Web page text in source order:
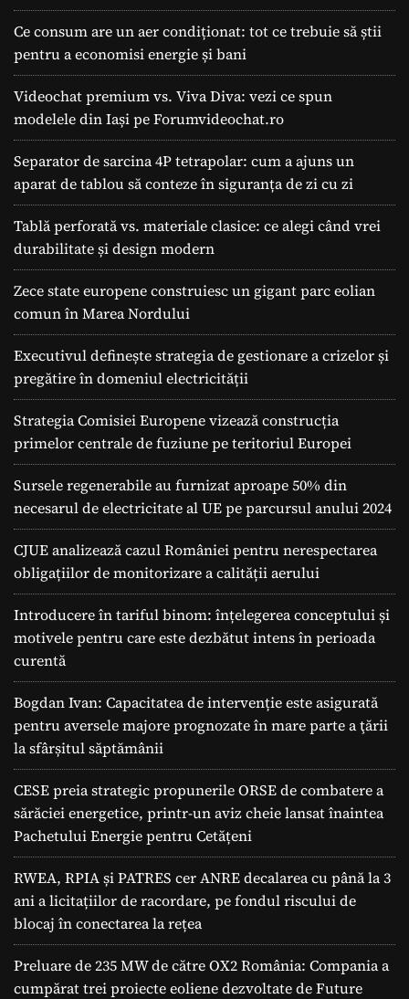
Ce consum are un aer condiționat: tot ce trebuie să știi
pentru a economisi energie și bani
Videochat premium vs. Viva Diva: vezi ce spun
modelele din Iași pe Forumvideochat.ro
Separator de sarcina 4P tetrapolar: cum a ajuns un
aparat de tablou să conteze în siguranța de zi cu zi
Tablă perforată vs. materiale clasice: ce alegi când vrei
durabilitate și design modern
Zece state europene construiesc un gigant parc eolian
comun în Marea Nordului
Executivul definește strategia de gestionare a crizelor și
pregătire în domeniul electricității
Strategia Comisiei Europene vizează construcția
primelor centrale de fuziune pe teritoriul Europei
Sursele regenerabile au furnizat aproape 50% din
necesarul de electricitate al UE pe parcursul anului 2024
CJUE analizează cazul României pentru nerespectarea
obligațiilor de monitorizare a calității aerului
Introducere în tariful binom: înțelegerea conceptului și
motivele pentru care este dezbătut intens în perioada
curentă
Bogdan Ivan: Capacitatea de intervenție este asigurată
pentru aversele majore prognozate în mare parte a ţării
la sfârșitul săptămânii
CESE preia strategic propunerile ORSE de combatere a
sărăciei energetice, printr-un aviz cheie lansat înaintea
Pachetului Energie pentru Cetățeni
RWEA, RPIA și PATRES cer ANRE decalarea cu până la 3
ani a licitațiilor de racordare, pe fondul riscului de
blocaj în conectarea la rețea
Preluare de 235 MW de către OX2 România: Compania a
cumpărat trei proiecte eoliene dezvoltate de Future